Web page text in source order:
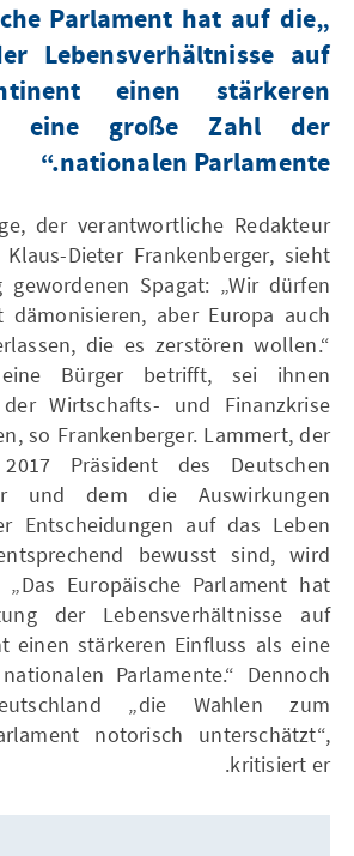
Parlament hat auf die
Lebensverhältnisse auf
einen stärkeren
eine große Zahl der
nationalen Parlamente.“
der verantwortliche Redakteur
Dieter Frankenberger, sieht
Spagat: „Wir dürfen
aber Europa auch
die es zerstören wollen.“
Bürger betrifft, sei ihnen
Wirtschafts- und Finanzkrise
so Frankenberger. Lammert, der
Präsident des Deutschen
und dem die Auswirkungen
Entscheidungen auf das Leben
bewusst sind, wird
Europäische Parlament hat
der Lebensverhältnisse auf
einen stärkeren Einfluss als eine
Parlamente.“ Dennoch
„die Wahlen zum
notorisch unterschätzt“,
kritisiert er.